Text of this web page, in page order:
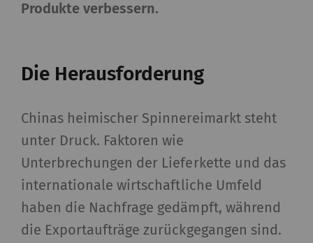
Produkte verbessern.
Die Herausforderung
Chinas heimischer Spinnereimarkt steht
unter Druck. Faktoren wie
Unterbrechungen der Lieferkette und das
internationale wirtschaftliche Umfeld
haben die Nachfrage gedämpft, während
die Exportaufträge zurückgegangen sind.